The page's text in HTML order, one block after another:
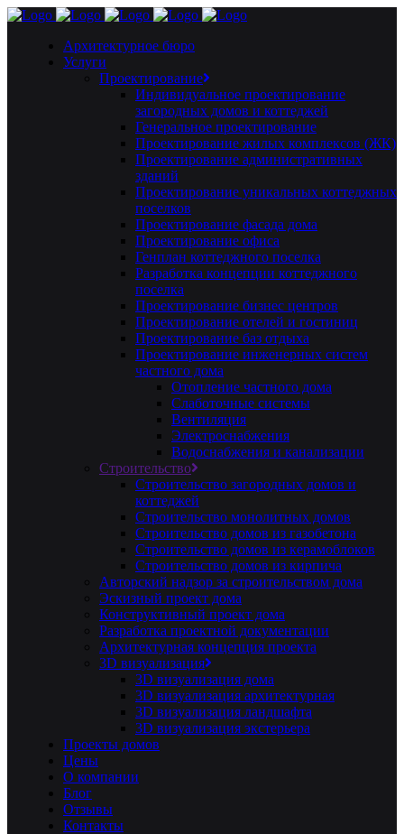
Архитектурное бюро
Услуги
Проектирование
Индивидуальное проектирование
загородных домов и коттеджей
Генеральное проектирование
Проектирование жилых комплексов (ЖК)
Проектирование административных
зданий
Проектирование уникальных коттеджных
поселков
Проектирование фасада дома
Проектирование офиса
Генплан коттеджного поселка
Разработка концепции коттеджного
поселка
Проектирование бизнес центров
Проектирование отелей и гостиниц
Проектирование баз отдыха
Проектирование инженерных систем
частного дома
Отопление частного дома
Слаботочные системы
Вентиляция
Электроснабжения
Водоснабжения и канализации
Строительство
Строительство загородных домов и
коттеджей
Строительство монолитных домов
Строительство домов из газобетона
Строительство домов из керамоблоков
Строительство домов из кирпича
Авторский надзор за строительством дома
Эскизный проект дома
Конструктивный проект дома
Разработка проектной документации
Архитектурная концепция проекта
3D визуализация
3D визуализация дома
3D визуализация архитектурная
3D визуализация ландшафта
3D визуализация экстерьера
Проекты домов
Цены
О компании
Блог
Отзывы
Контакты